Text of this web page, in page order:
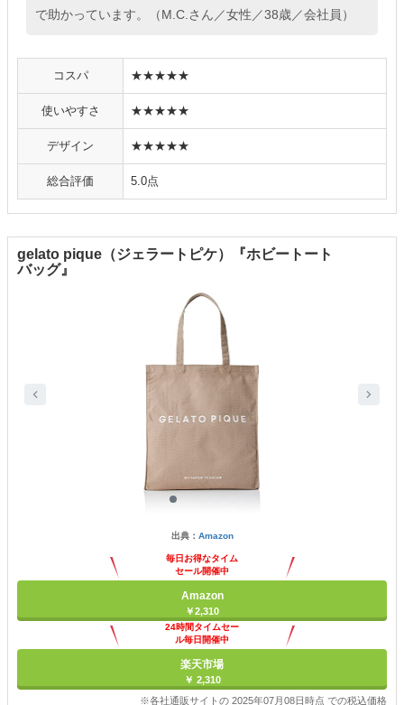
で助かっています。（M.C.さん／女性／38歳／会社員）
コスパ ★★★★★
使いやすさ ★★★★★
デザイン ★★★★★
総合評価 5.0点
gelato pique（ジェラートピケ）『ホビートート
バッグ』
出典： Amazon
毎日お得なタイム
セール開催中
Amazon
￥2,310
24時間タイムセー
ル毎日開催中
楽天市場
￥ 2,310
※各社通販サイトの 2025年07月08日時点 での税込価格